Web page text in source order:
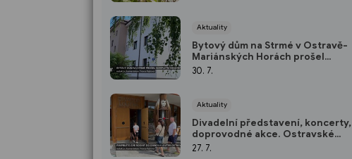
Aktuality
Bytový dům na Strmé v Ostravě-
Mariánských Horách prošel
kompletní rekonstrukcí
30. 7.
Aktuality
Divadelní představení, koncerty,
doprovodné akce. Ostravské
Divadlo loutek patří Pimprlétu
27. 7.